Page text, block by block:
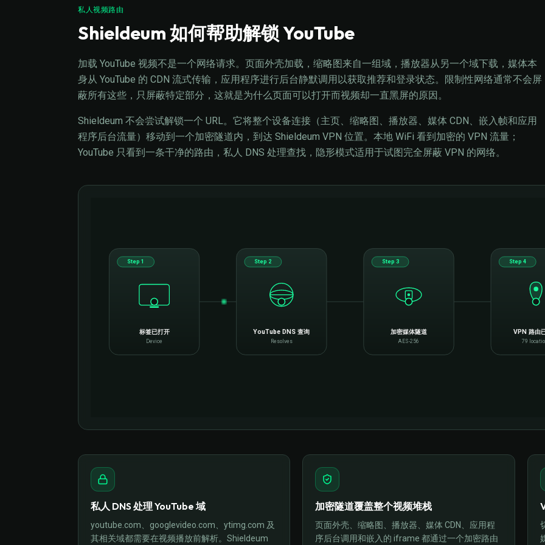
私人视频路由
Shieldeum 如何帮助解锁 YouTube
加载 YouTube 视频不是一个网络请求。页面外壳加载，缩略图来自一组域，播放器从另一个域下载，媒体本
身从 YouTube 的 CDN 流式传输，应用程序进行后台静默调用以获取推荐和登录状态。限制性网络通常不会屏
蔽所有这些，只屏蔽特定部分，这就是为什么页面可以打开而视频却一直黑屏的原因。
Shieldeum 不会尝试解锁一个 URL。它将整个设备连接（主页、缩略图、播放器、媒体 CDN、嵌入帧和应用
程序后台流量）移动到一个加密隧道内，到达 Shieldeum VPN 位置。本地 WiFi 看到加密的 VPN 流量；
YouTube 只看到一条干净的路由，私人 DNS 处理查找，隐形模式适用于试图完全屏蔽 VPN 的网络。
Step 1
标签已打开
Device
Step 2
YouTube DNS 查询
Resolves
Step 3
加密媒体隧道
AES-256
Step 4
VPN 路由
79
私人 DNS 处理 YouTube 域
youtube.com、googlevideo.com、ytimg.com 及
其相关域都需要在视频播放前解析。Shieldeum
加密隧道覆盖整个视频堆栈
页面外壳、缩略图、播放器、媒体 CDN、应用程
序后台调用和嵌入的 iframe 都通过一个加密路由